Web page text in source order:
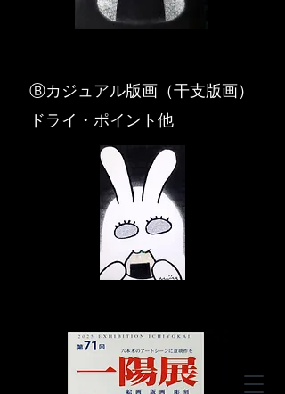
​Ⓑカジュアル版画（干支版画）
ドライ・ポイント他